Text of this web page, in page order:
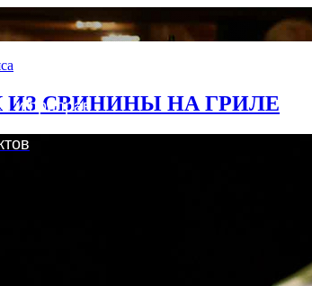
и приправ
ИЗ СВИНИНЫ НА ГРИЛЕ